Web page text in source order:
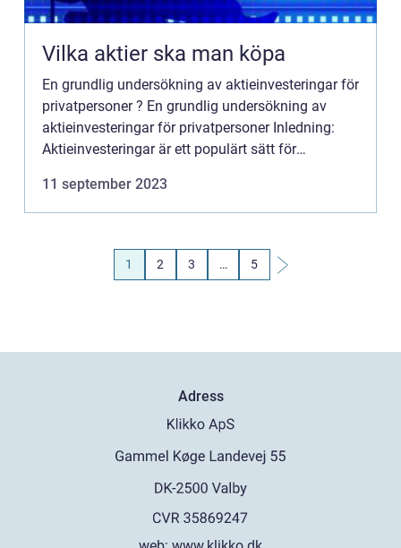
Vilka aktier ska man köpa
En grundlig undersökning av aktieinvesteringar för
privatpersoner ? En grundlig undersökning av
aktieinvesteringar för privatpersoner Inledning:
Aktieinvesteringar är ett populärt sätt för
frågan R...
11 september 2023
1 2 3 … 5
Adress